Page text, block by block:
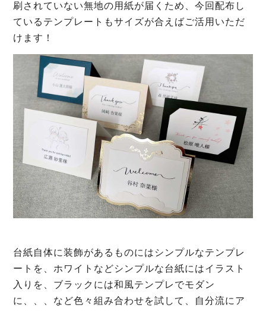
刷されていない無地の用紙が届くため、今回配布し
ているテンプレートもサイズが合えばご活用いただ
けます！
台紙自体に装飾があるものにはシンプルなテンプレ
ートを、ホワイトなどシンプルな台紙にはイラスト
入りを、ブラックには和風テンプレでモダン
に、、、など色々組み合わせを試して、自分流にア